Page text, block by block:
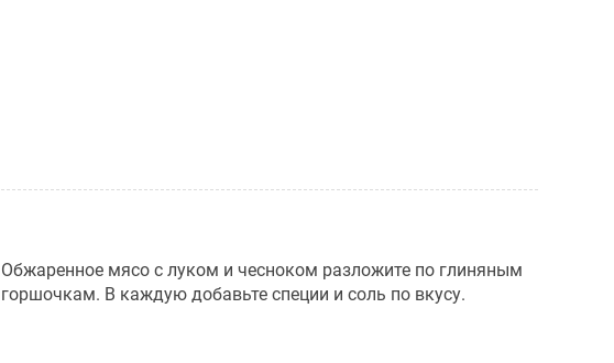
Обжаренное мясо с луком и чесноком разложите по глиняным
горшочкам. В каждую добавьте специи и соль по вкусу.